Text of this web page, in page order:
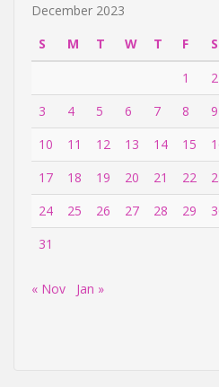
December 2023
S
M T W T F
S
1
2
3
4 5 6 7 8
9
10
11 12 13 14 15
17
18 19 20 21 22
24
25 26 27 28 29
31
« Nov Jan »